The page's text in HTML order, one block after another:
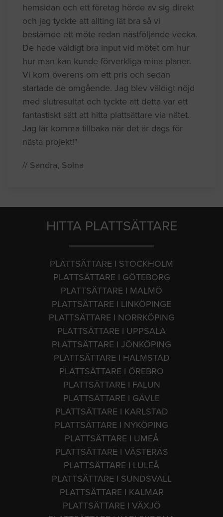
hemsidan och ett företag hörde av sig direkt
och jag tyckte att allting lät bra så vi
bestämde ett möte redan nästföljande vecka.
De hade väldigt bra input vid mötet om hur
hur man kan kunde förverkliga mina planer.
Vi kom överens om ett pris och sedan
startade de omgående. Jag blev väldigt nöjd
med slutresultat och tyckte att detta var ett
fantastiskt sätt att hitta plattsättare via nätet.
Jag lär komma tillbaka när det är dags för
nästa projekt!"
// Sandra, Solna
HITTA PLATTSÄTTARE
PLATTSÄTTARE I STOCKHOLM
PLATTSÄTTARE I GÖTEBORG
PLATTSÄTTARE I MALMÖ
PLATTSÄTTARE I LINKÖPINGE
PLATTSÄTTARE I NORRKÖPING
PLATTSÄTTARE I UPPSALA
PLATTSÄTTARE I JÖNKÖPING
PLATTSÄTTARE I HALMSTAD
PLATTSÄTTARE I ÖREBRO
PLATTSÄTTARE I FALUN
PLATTSÄTTARE I GÄVLE
PLATTSÄTTARE I KARLSTAD
PLATTSÄTTARE I NYKÖPING
PLATTSÄTTARE I UMEÅ
PLATTSÄTTARE I VÄSTERÅS
PLATTSÄTTARE I LULEÅ
PLATTSÄTTARE I SUNDSVALL
PLATTSÄTTARE I KALMAR
PLATTSÄTTARE I VÄXJÖ